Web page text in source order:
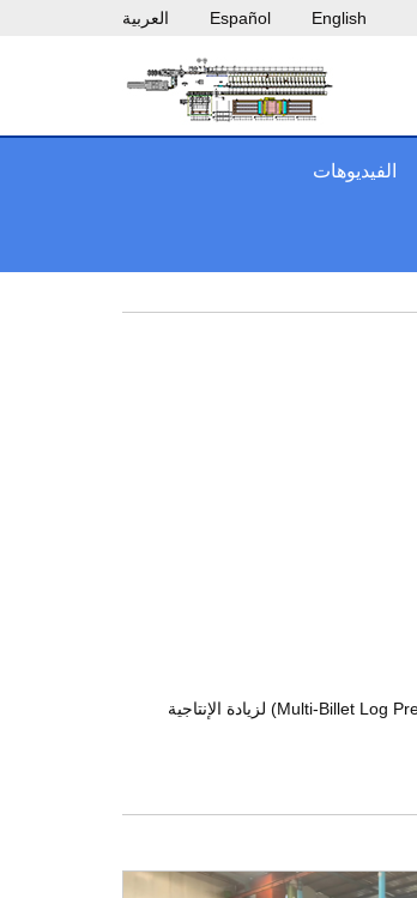
English
Español العربية
الفيديوهات
نظرًا لأن أشكال المقاطع وأبعادها لدى العميل موحّدة إلى حد كبير، تم اقتراح تجهيز الخط بفرن تسخين بليت متعدد القطع (Multi-Billet Log Pre-heat Furnace) لزيادة الإنتاجية